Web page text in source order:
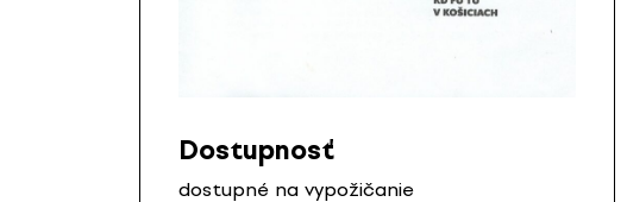
Dostupnosť
dostupné na vypožičanie